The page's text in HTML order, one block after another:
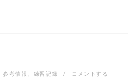
参考情報 練習記録 コメントする